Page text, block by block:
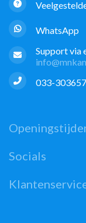
WhatsApp
Support via
033-
Socials